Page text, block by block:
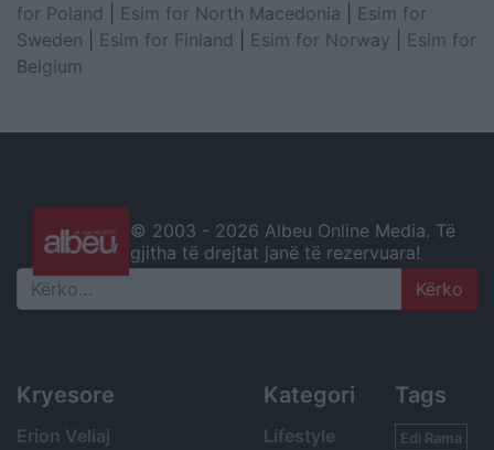
for Poland
Esim for North Macedonia
Esim for
Sweden
Esim for Finland Esim for Norway
Esim for
Belgium
© 2003 - 2026 Albeu Online Media. Të
gjitha të drejtat janë të rezervuara!
Search
Kryesore
Erion Veliaj
Kategori
Lifestyle
Tags
Edi Rama